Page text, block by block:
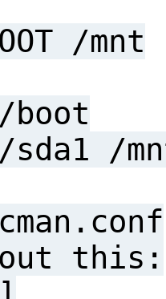
/mnt
boot
sda1 /
out this: